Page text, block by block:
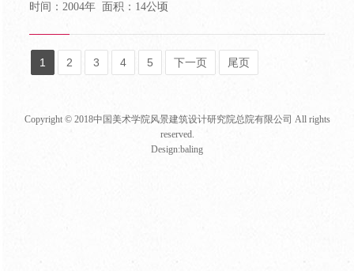
时间：2004年 面积：14公顷
1 2 3 4 5 下一页 尾页
Copyright © 2018中国美术学院风景建筑设计研究院总院有限公司 All rights
reserved.
Design:baling